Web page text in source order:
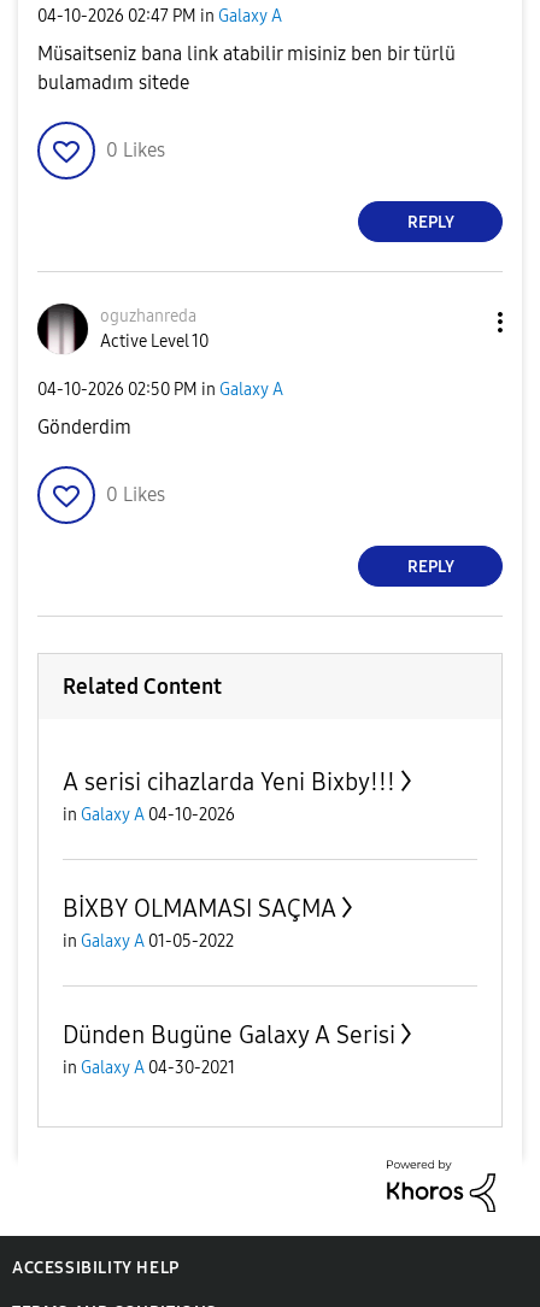
‎04-10-2026 02:47 PM in Galaxy A
Müsaitseniz bana link atabilir misiniz ben bir türlü
bulamadım sitede
0 Likes
REPLY
oguzhanreda
Active Level 10
‎04-10-2026 02:50 PM in Galaxy A
Gönderdim
0 Likes
REPLY
Related Content
A serisi cihazlarda Yeni Bixby!!!
in Galaxy A 04-10-2026
BİXBY OLMAMASI SAÇMA
in Galaxy A 01-05-2022
Dünden Bugüne Galaxy A Serisi
in Galaxy A 04-30-2021
ACCESSIBILITY HELP